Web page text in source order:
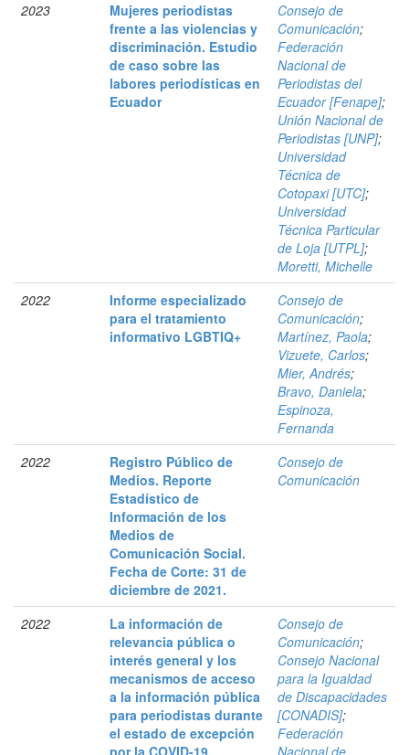
2023
Mujeres periodistas
frente a las violencias y
discriminación. Estudio
de caso sobre las
labores periodísticas en
Ecuador
Consejo de
Comunicación;
Federación
Nacional de
Periodistas del
Ecuador [Fenape];
Unión Nacional de
Periodistas [UNP];
Universidad
Técnica de
Cotopaxi [UTC];
Universidad
Técnica Particular
de Loja [UTPL];
Moretti, Michelle
2022
Informe especializado
para el tratamiento
informativo LGBTIQ+
Consejo de
Comunicación;
Martínez, Paola;
Vizuete, Carlos;
Mier, Andrés;
Bravo, Daniela;
Espinoza,
Fernanda
2022
Registro Público de
Medios. Reporte
Estadístico de
Información de los
Medios de
Comunicación Social.
Fecha de Corte: 31 de
diciembre de 2021.
Consejo de
Comunicación
2022
La información de
relevancia pública o
interés general y los
mecanismos de acceso
a la información pública
para periodistas durante
el estado de excepción
Consejo de
Comunicación;
Consejo Nacional
para la Igualdad
de Discapacidades
[CONADIS];
Federación